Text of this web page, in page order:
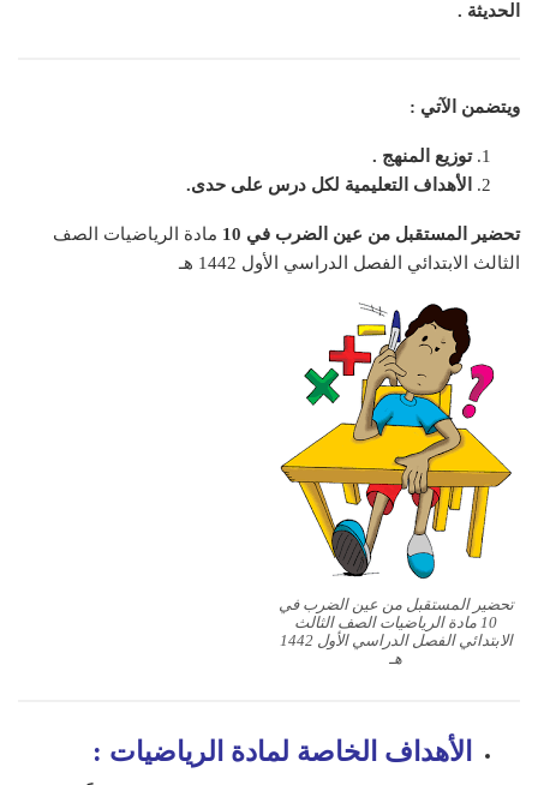
الحديثة .
ويتضمن الآتي :
توزيع المنهج .
الأهداف التعليمية لكل درس على حدى.
تحضير المستقبل من عين الضرب في 10
مادة الرياضيات الصف
الثالث الابتدائي الفصل الدراسي الأول 1442 هـ
تحضير المستقبل من عين الضرب في
10 مادة الرياضيات الصف الثالث
الابتدائي الفصل الدراسي الأول 1442
هـ
الأهداف الخاصة لمادة الرياضيات :